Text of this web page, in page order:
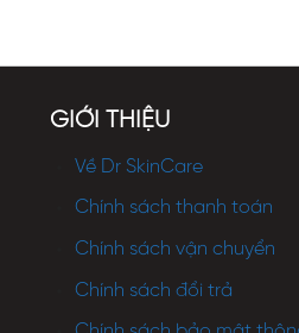
GIỚI THIỆU
Về Dr SkinCare
Chính sách thanh toán
Chính sách vận chuyển
Chính sách đổi trả